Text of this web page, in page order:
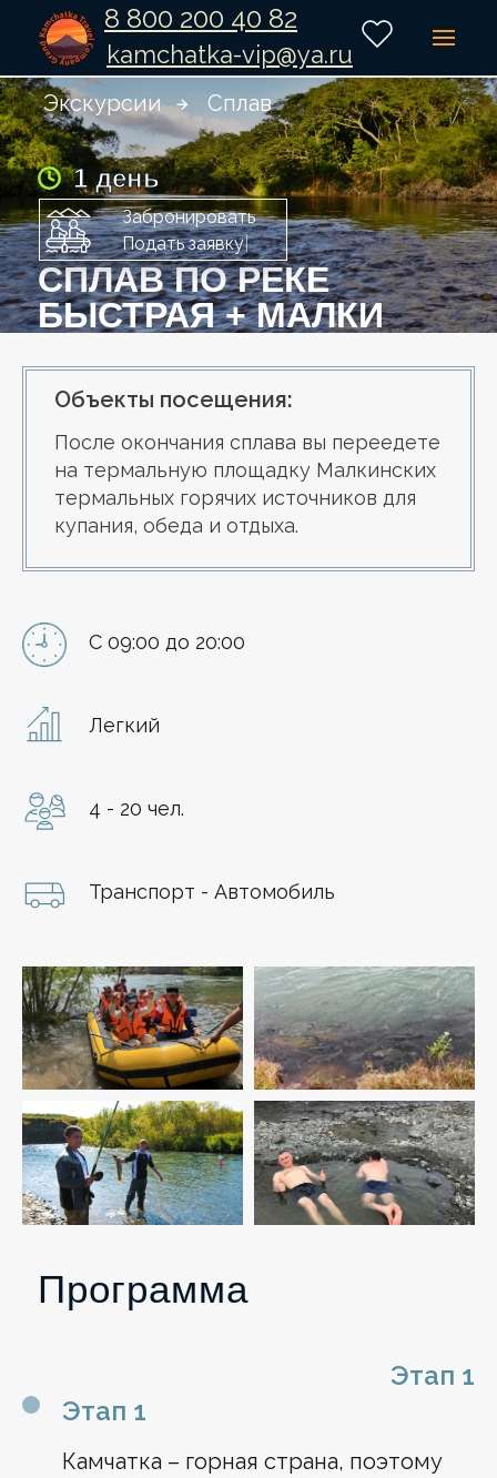
8 800 200 40 82
kamchatka-vip@ya.ru
СПЛАВ ПО РЕКЕ
БЫСТРАЯ + МАЛКИ
Забронировать
Подать зая|
Сплав
Экскурсии
1 день
Объекты посещения:
После окончания сплава вы переедете
на термальную площадку Малкинских
термальных горячих источников для
купания, обеда и отдыха.
С 09:00 до 20:00
Легкий
4 - 20 чел.
Транспорт - Автомобиль
Программа
Этап 1
Этап 1
Камчатка – горная страна, поэтому